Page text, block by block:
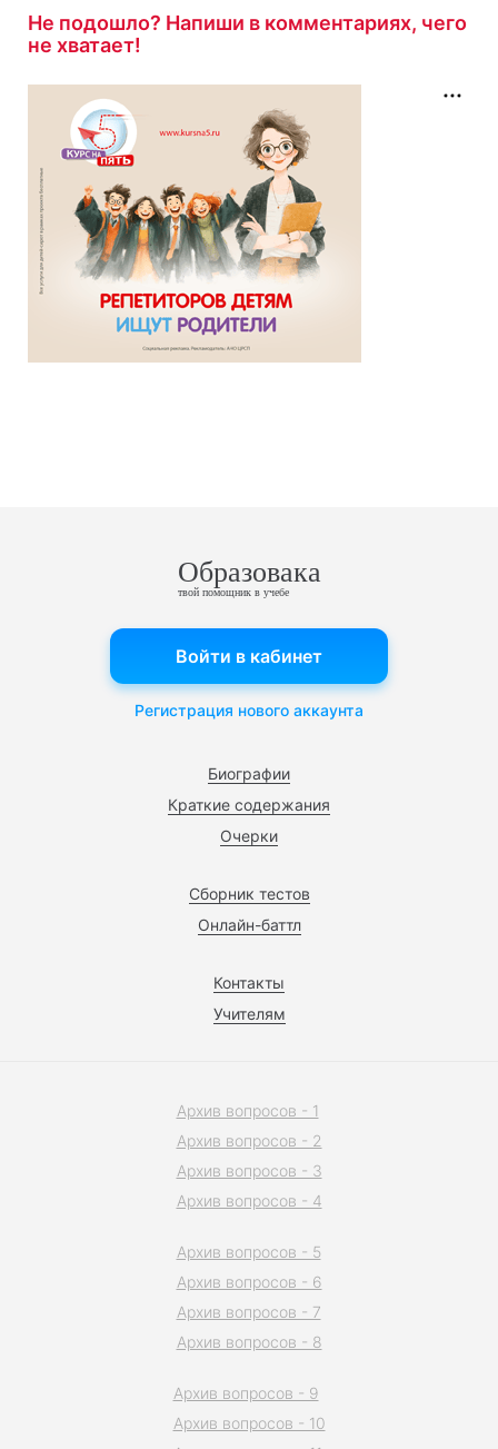
Не подошло? Напиши в комментариях, чего
не хватает!
Образовака
твой помощник в учебе
Биографии
Краткие содержания
Очерки
Сборник тестов
Онлайн-баттл
Контакты
Учителям
Войти в кабинет
Регистрация нового аккаунта
Архив вопросов - 1
Архив вопросов - 2
Архив вопросов - 3
Архив вопросов - 4
Архив вопросов - 5
Архив вопросов - 6
Архив вопросов - 7
Архив вопросов - 8
Архив вопросов - 9
Архив вопросов - 10